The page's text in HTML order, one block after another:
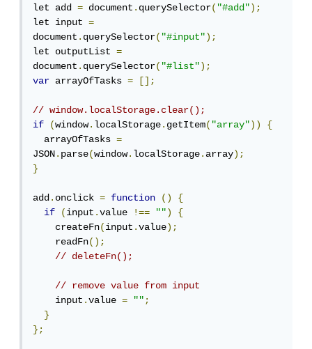
let add = document.querySelector("#add");
let input =
document.querySelector("#input");
let outputList =
document.querySelector("#list");
var arrayOfTasks = [];
// window.localStorage.clear();
if
(window.localStorage.getItem("array"))
{
  arrayOfTasks
=
JSON.parse(window.localStorage.array);
}
add.onclick = function ()
{
if
(input.value !== "")
{
    createFn
(input.value);
    readFn
();
// deleteFn();
// remove value from input
    input
.value = "";
}
};